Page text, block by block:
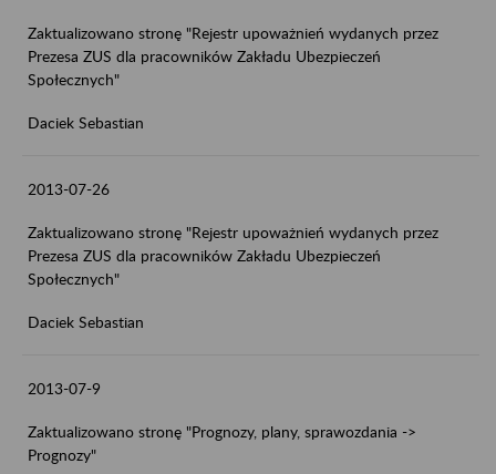
Zaktualizowano stronę "Rejestr upoważnień wydanych przez
Prezesa ZUS dla pracowników Zakładu Ubezpieczeń
Społecznych"
Daciek Sebastian
2013-07-26
Zaktualizowano stronę "Rejestr upoważnień wydanych przez
Prezesa ZUS dla pracowników Zakładu Ubezpieczeń
Społecznych"
Daciek Sebastian
2013-07-9
Zaktualizowano stronę "Prognozy, plany, sprawozdania ->
Prognozy"